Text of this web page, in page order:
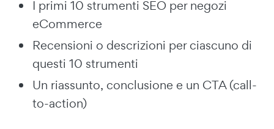
I primi 10 strumenti SEO per negozi
eCommerce
Recensioni o descrizioni per ciascuno di
questi 10 strumenti
Un riassunto, conclusione e un CTA (call-
to-action)